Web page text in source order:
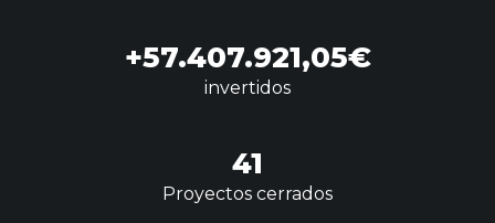
+57.407.921,05€
invertidos
41
Proyectos cerrados